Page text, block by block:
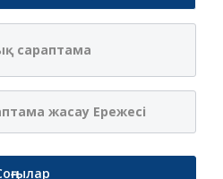
сараптама
жасау Ережесі